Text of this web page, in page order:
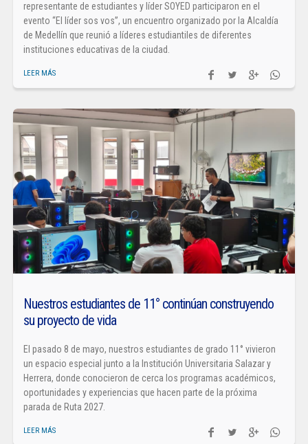
representante de estudiantes y líder SOYED participaron en el
evento “El líder sos vos”, un encuentro organizado por la Alcaldía
de Medellín que reunió a líderes estudiantiles de diferentes
instituciones educativas de la ciudad.
LEER MÁS
Nuestros estudiantes de 11° continúan construyendo
su proyecto de vida
El pasado 8 de mayo, nuestros estudiantes de grado 11° vivieron
un espacio especial junto a la Institución Universitaria Salazar y
Herrera, donde conocieron de cerca los programas académicos,
oportunidades y experiencias que hacen parte de la próxima
parada de Ruta 2027.
LEER MÁS